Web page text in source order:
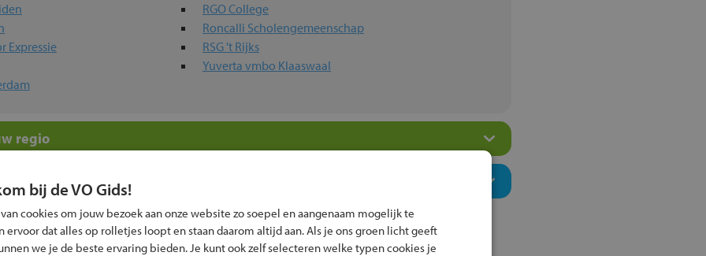
Expressie
RGO College
Roncalli Scholengemeenschap
RSG 't Rijks
Yuverta vmbo Klaaswaal
regio
-niveaus
bij de VO Gids!
cookies om jouw bezoek aan onze website zo soepel en aangenaam mogelijk te
ervoor dat alles op rolletjes loopt en staan daarom altijd aan. Als je ons groen licht geeft
we je de beste ervaring bieden. Je kunt ook zelf selecteren welke typen cookies je